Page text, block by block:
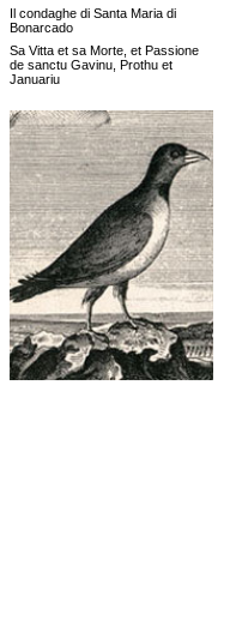
Il condaghe di Santa Maria di
Bonarcado
Sa Vitta et sa Morte, et Passione
de sanctu Gavinu, Prothu et
Januariu